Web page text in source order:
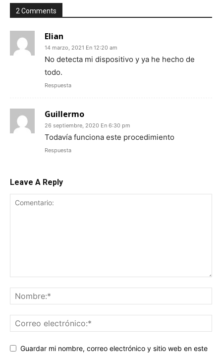
2 Comments
Elian
14 marzo, 2021 En 12:20 am
No detecta mi dispositivo y ya he hecho de
todo.
Respuesta
Guillermo
26 septiembre, 2020 En 6:30 pm
Todavía funciona este procedimiento
Respuesta
Leave A Reply
Guardar mi nombre, correo electrónico y sitio web en este